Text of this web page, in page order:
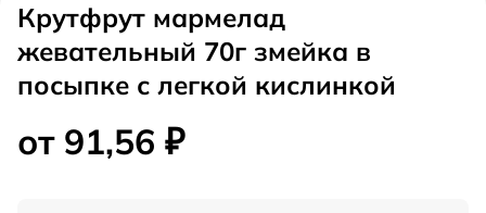
Крутфрут мармелад
жевательный 70г змейка в
посыпке с легкой кислинкой
от 91,56 ₽